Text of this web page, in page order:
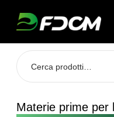
Materie prime per